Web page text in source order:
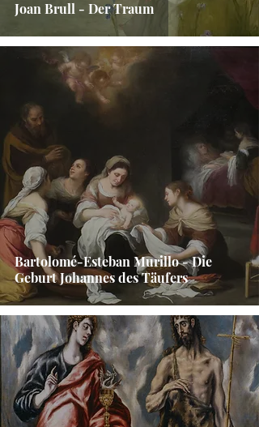
Joan Brull - Der Traum
Bartolomé-Esteban Murillo - Die
Geburt Johannes des Täufers